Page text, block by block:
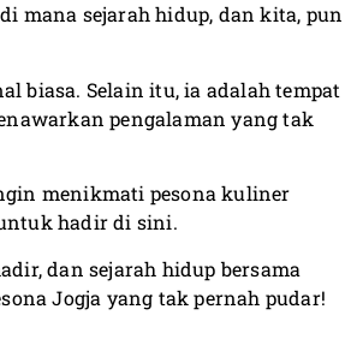
mana sejarah hidup, dan kita, pun
biasa. Selain itu, ia adalah tempat
pengalaman yang tak
menikmati pesona kuliner
hadir di sini.
dan sejarah hidup bersama
Jogja yang tak pernah pudar!